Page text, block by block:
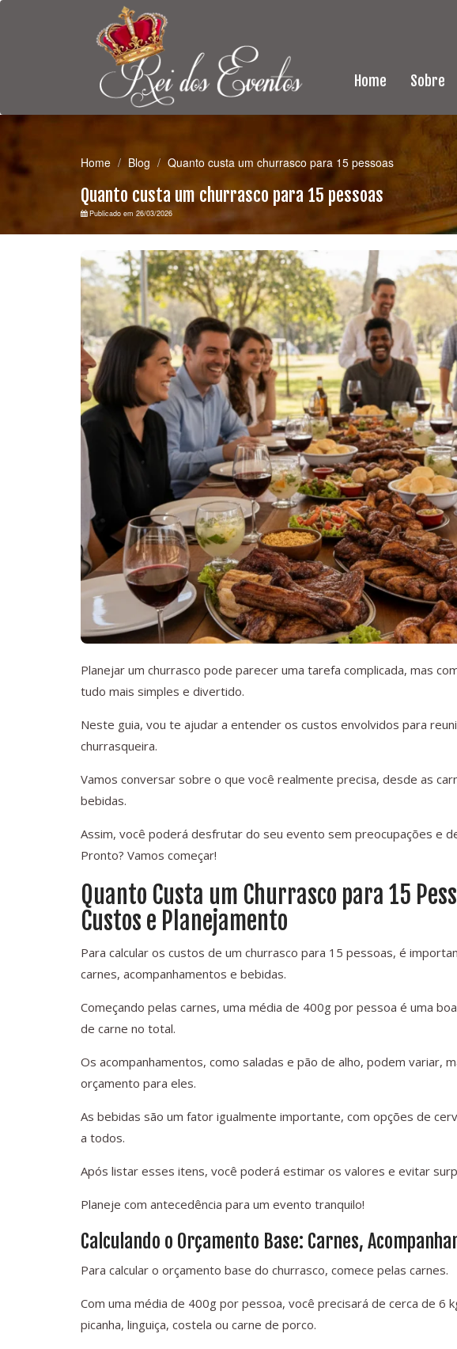
Home Sobre
Home Blog Quanto custa um churrasco para 15 pessoas
Quanto custa um churrasco para 15 pessoas
Publicado em 26/03/2026
Planejar um churrasco pode parecer uma tarefa complicada, mas
tudo mais simples e divertido.
Neste guia, vou te ajudar a entender os custos envolvidos para
churrasqueira.
Vamos conversar sobre o que você realmente precisa, desde as
bebidas.
Assim, você poderá desfrutar do seu evento sem preocupações e
Pronto? Vamos começar!
Quanto Custa um Churrasco para 15
Custos e Planejamento
Para calcular os custos de um churrasco para 15 pessoas, é
carnes, acompanhamentos e bebidas.
Começando pelas carnes, uma média de 400g por pessoa é uma
de carne no total.
Os acompanhamentos, como saladas e pão de alho, podem variar,
orçamento para eles.
As bebidas são um fator igualmente importante, com opções de
a todos.
Após listar esses itens, você poderá estimar os valores e evitar
Planeje com antecedência para um evento tranquilo!
Calculando o Orçamento Base: Carnes,
Para calcular o orçamento base do churrasco, comece pelas carnes.
Com uma média de 400g por pessoa, você precisará de cerca de 6
picanha, linguiça, costela ou carne de porco.